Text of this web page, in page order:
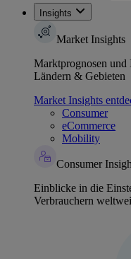
Insights
Market Insights
Marktprognosen
Ländern & Gebieten
Market Insights
Consumer
eCommerce
Mobility
Consumer
Einblicke in die
Verbrauchern